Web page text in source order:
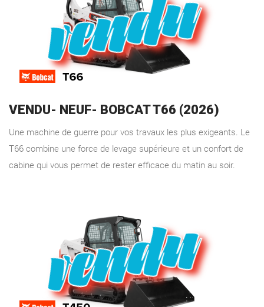
VENDU- NEUF- BOBCAT T66 (2026)
Une machine de guerre pour vos travaux les plus exigeants. Le
T66 combine une force de levage supérieure et un confort de
cabine qui vous permet de rester efficace du matin au soir.